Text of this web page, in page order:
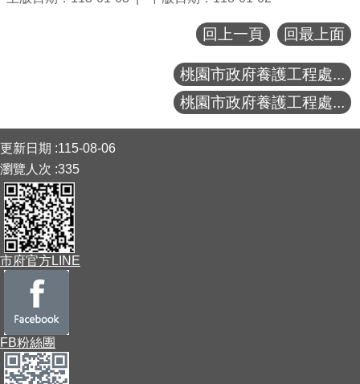
回上一頁 回最上面
桃園市政府養護工程處...
桃園市政府養護工程處...
更新日期
115-08-06
瀏覽人次 335
市府官方LINE
FB粉絲團